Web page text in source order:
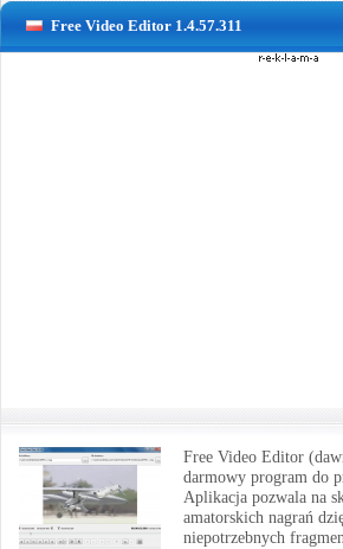
Free Video Editor 1.4.57.311
Free Video Editor
darmowy program do
Aplikacja pozwala na
amatorskich nagrań
niepotrzebnych